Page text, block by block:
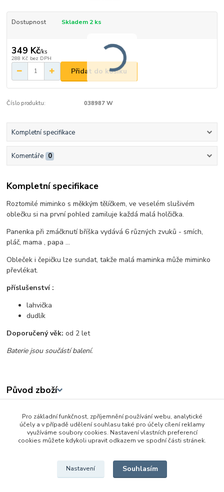
Dostupnost Skladem 2 ks
349 Kč/ks
288 Kč bez DPH
Přidat do košíku
Číslo produktu: 038987 W
Kompletní specifikace
Komentáře 0
Kompletní specifikace
Roztomilé miminko s měkkým tělíčkem, ve veselém slušivém
oblečku si na první pohled zamiluje každá malá holčička.
Panenka při zmáčknutí bříška vydává 6 různých zvuků - smích,
pláč, mama , papa ...
Obleček i čepičku lze sundat, takže malá maminka může miminko
převlékat.
příslušenství :
lahvička
dudlík
Doporučený věk:od 2 let
Baterie jsou součástí balení.
Původ zboží
Zboží zařazeno v kategoriích
Panenky
Pro základní funkčnost, zpříjemnění používání webu, analytické
účely a v případě udělení souhlasu také pro účely cílení reklamy
využíváme soubory cookies. Nastavení vlastních preferencí
cookies můžete kdykoli upravit odkazem ve spodní části stránek.
Nastavení Souhlasím